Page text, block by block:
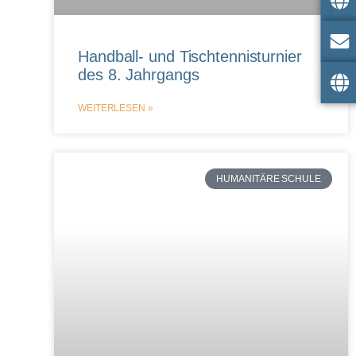
Handball- und Tischtennisturnier
des 8. Jahrgangs
WEITERLESEN »
HUMANITÄRE SCHULE